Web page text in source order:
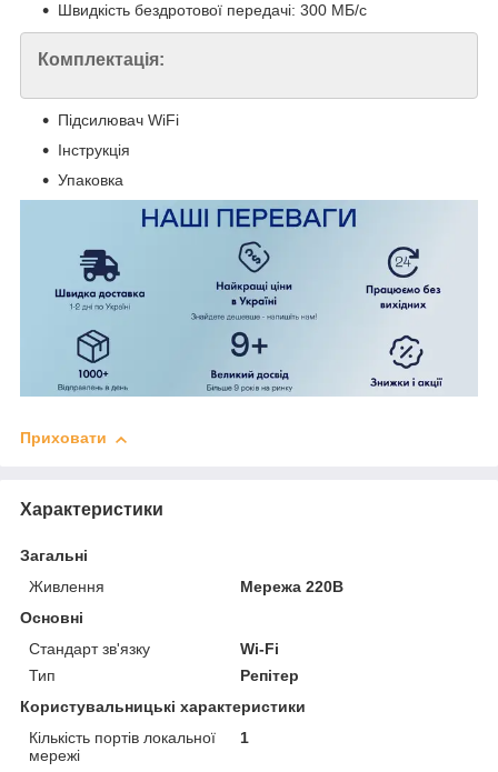
Швидкість бездротової передачі: 300 МБ/с
Комплектація:
Підсилювач WiFi
Інструкція
Упаковка
Приховати
Характеристики
Загальні
Живлення
Мережа 220В
Основні
Стандарт зв'язку
Wi-Fi
Тип
Репітер
Користувальницькі характеристики
Кількість портів локальної
мережі
1